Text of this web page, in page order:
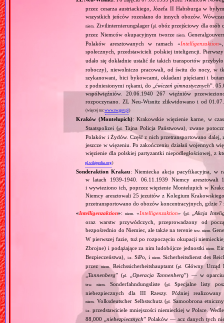
przez cesarza austriackiego, Józefa II Habsburga w
wszystkich jeńców rozesłano do innych obozów.
niem. Zivilinternierungslager (pl. obóz przejściowy dla osób
przez Niemców okupacyjnym tworzeniem.
Polaków aresztowanych w ramach «Intelligenzaktion
społecznych, przedstawicieli polskiej inteligencji.
udało się dokładnie ustalić ile takich transportów
roboczy), niewolniczo pracowali, od świtu do nocy, w
szykanowani, bici bykowcami, okładani pięściami i
z podniesionymi rękami, do „ ćwiczeń gimnastycznych”.
współwięźniów. 20.06.1940 267 więźniów
rozpoczynano. ZL Neu‐Wisnitz zlikwidowano i od
(więcej na:www.sw.gov.pl)
Kraków (Montelupich): Krakowskie więzienie karne, w
Staatspolizei (pl. Tajna Policja Państwowa), zwane
Polaków i Żydów. Część z nich przetransportowano dalej,
jeszcze w więzeniu. Po zakończeniu działań wojennych
więzienie dla polskiej partyzantki niepodległościowej, z
pl.wikipedia.org)
Sonderaktion Krakau: Niemiecka akcja pacyfikacyjna, w
w latach 1939‐1940. 06.11.1939 Niemcy aresztowali
i wywieziono ich, poprzez więzienie Montelupich w
Niemcy aresztowali 25 jezuitów z Kolegium
przetransportowano do obozów koncentracyjnych, gdzie 7
«Intelligenzaktion»: niem. «Intelligenzaktion» (pl. „Akcja
oraz warstw przywódczych, przeprowadzony od
bezpośrednio do Niemiec, ale także na terenie tzw. niem.
W pierwszej fazie, tuż po rozpoczęciu okupacji
Zbrojne) i podążające za nim ludobójcze jednostkiniem.
Bezpieczeństwa),
i.e. SiPo, i niem. Sicherheitsdienst des
przezniem. Reichssicherheitshauptamt (pl.
Główny Urząd
„Tannenberg” (pl. Operacja Tannenberg”) — w oparciu
tzw. niem. Sonderfahndungsliste (pl.
Specjalne listy
niebezpiecznych dla III Rzeszy. Później
niem. Volksdeutscher Selbstschutz (pl. Samoobrona
i.e. przedstawiciele mniejszości niemieckiej w Polsce.
88,000 „niebezpiecznych” Polaków — acz danych tych